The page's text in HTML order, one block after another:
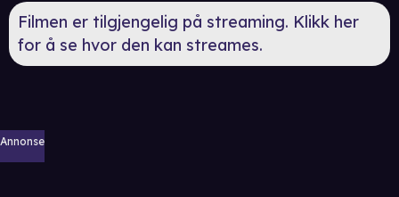
Filmen er tilgjengelig på streaming. Klikk her
for å se hvor den kan streames.
Annonse